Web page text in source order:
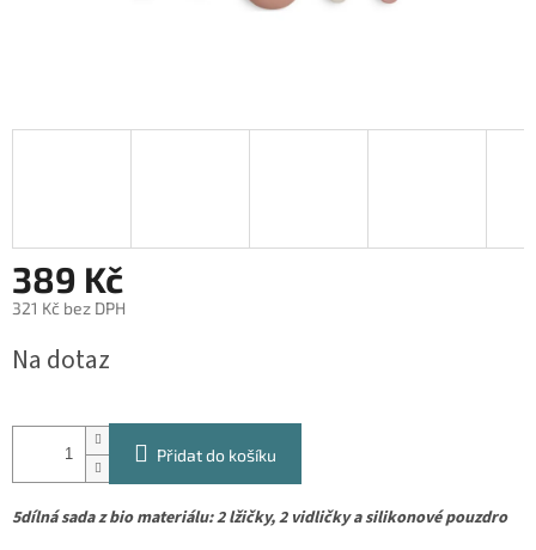
389 Kč
321 Kč bez DPH
cena:
Na dotaz
Přidat do košíku
5dílná sada z bio materiálu: 2 lžičky, 2 vidličky a silikonové pouzdro